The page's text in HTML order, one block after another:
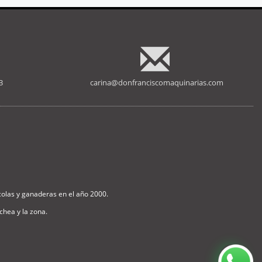
carina@donfranciscomaquinarias.com
y ganaderas en el año 2000.
y la zona.